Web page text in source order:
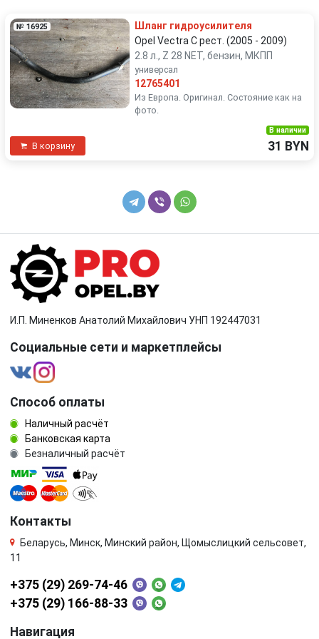
Volvo
№ 16925
Шланг гидроусилителя
Opel Vectra C рест. (2005 - 2009)
2.8 л., Z 28 NET, бензин, МКПП
универсал
12765401
Из Европа. Оригинал. Состояние как на
фото.
В корзину
В наличии
31 BYN
И.П. Миненков Анатолий Михайлович УНП 192447031
Социальные сети и маркетплейсы
Способ оплаты
Наличный расчёт
Банковская карта
Безналичный расчёт
Контакты
Беларусь, Минск, Минский район, Щомыслицкий сельсовет,
11
+375 (29) 269-74-46
+375 (29) 166-88-33
Навигация